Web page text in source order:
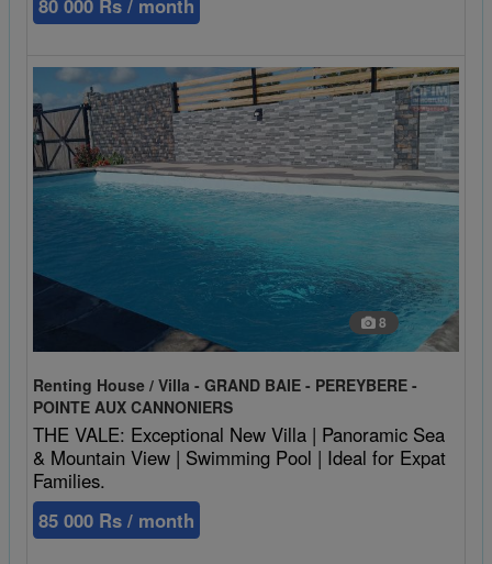
80 000 Rs / month
8
Renting House / Villa - GRAND BAIE - PEREYBERE -
POINTE AUX CANNONIERS
THE VALE: Exceptional New Villa | Panoramic Sea
& Mountain View | Swimming Pool | Ideal for Expat
Families.
85 000 Rs / month